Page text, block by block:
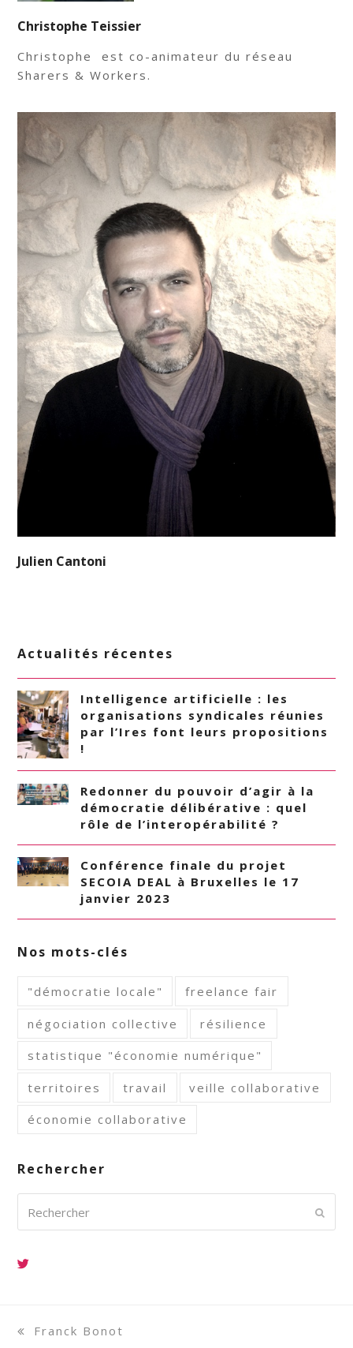
Christophe Teissier
Christophe est co-animateur du réseau
Sharers & Workers.
Julien Cantoni
Actualités récentes
Intelligence artificielle : les
organisations syndicales réunies
par l’Ires font leurs propositions
!
Redonner du pouvoir d’agir à la
démocratie délibérative : quel
rôle de l’interopérabilité ?
Conférence finale du projet
SECOIA DEAL à Bruxelles le 17
janvier 2023
Nos mots-clés
"démocratie locale" freelance fair
négociation collective résilience
statistique "économie numérique"
territoires travail veille collaborative
économie collaborative
Rechercher
previous
Franck Bonot